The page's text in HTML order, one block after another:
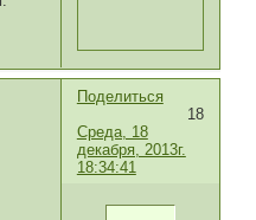
Поделиться
18
Среда, 18
декабря, 2013г.
18:34:41